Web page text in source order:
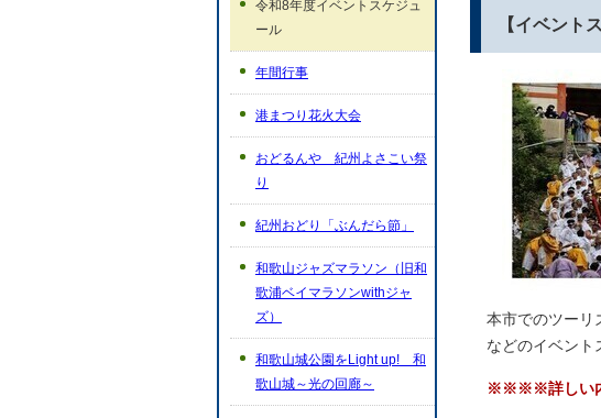
【イベント
本市でのツーリ
などのイベント
※※※※詳しい内
令和8年度イベントスケジュ
ール
年間行事
港まつり花火大会
おどるんや 紀州よさこい祭
り
紀州おどり「ぶんだら節」
和歌山ジャズマラソン（旧和
歌浦ベイマラソンwithジャ
ズ）
和歌山城公園をLight up! 和
歌山城～光の回廊～